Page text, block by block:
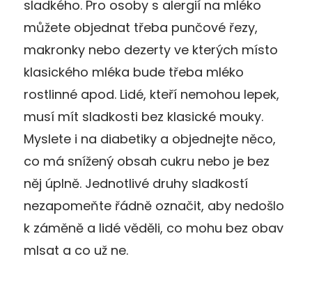
sladkého. Pro osoby s alergií na mléko
můžete objednat třeba punčové řezy,
makronky nebo dezerty ve kterých místo
klasického mléka bude třeba mléko
rostlinné apod. Lidé, kteří nemohou lepek,
musí mít sladkosti bez klasické mouky.
Myslete i na diabetiky a objednejte něco,
co má snížený obsah cukru nebo je bez
něj úplně. Jednotlivé druhy sladkostí
nezapomeňte řádně označit, aby nedošlo
k záměně a lidé věděli, co mohu bez obav
mlsat a co už ne.